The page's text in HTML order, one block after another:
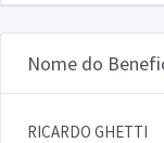
Nome do
RICARDO GHETTI